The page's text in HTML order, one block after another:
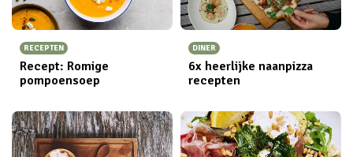
RECEPTEN
Recept: Romige
pompoensoep
DINER
6x heerlijke naanpizza
recepten